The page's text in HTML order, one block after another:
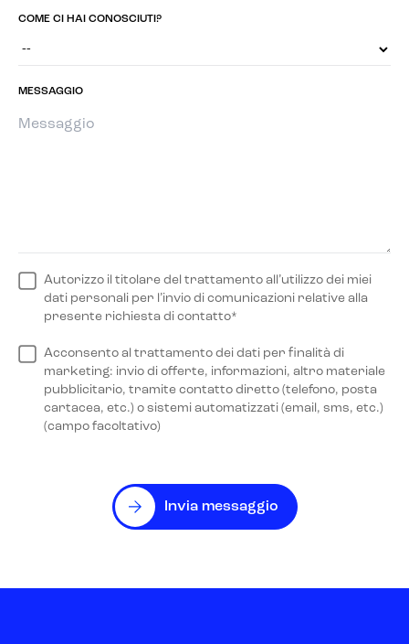
COME CI HAI CONOSCIUTI?
MESSAGGIO
Autorizzo il titolare del trattamento all’utilizzo dei miei
dati personali per l’invio di comunicazioni relative alla
presente richiesta di contatto*
Acconsento al trattamento dei dati per finalità di
marketing: invio di offerte, informazioni, altro materiale
pubblicitario, tramite contatto diretto (telefono, posta
cartacea, etc.) o sistemi automatizzati (email, sms, etc.)
(campo facoltativo)
Invia messaggio